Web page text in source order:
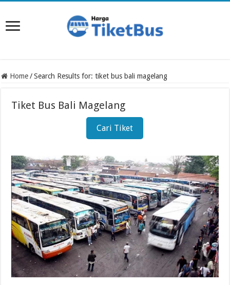
Home / Search Results for: tiket bus bali magelang
Tiket Bus Bali Magelang
Cari Tiket